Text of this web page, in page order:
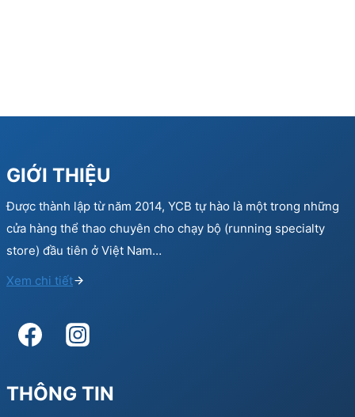
GIỚI THIỆU
Được thành lập từ năm 2014, YCB tự hào là một trong những
cửa hàng thể thao chuyên cho chạy bộ (running specialty
store) đầu tiên ở Việt Nam…
Xem chi tiết
THÔNG TIN